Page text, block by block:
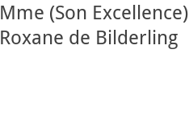
Mme (Son Excellence)
Roxane de Bilderling